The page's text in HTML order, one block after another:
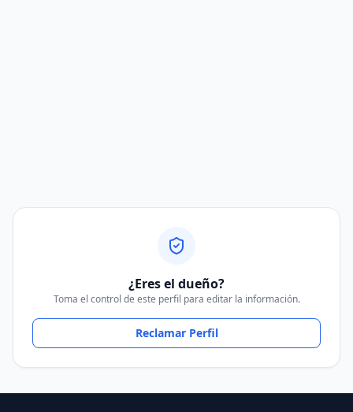
¿Eres el dueño?
Toma el control de este perfil para editar la información.
Reclamar Perfil